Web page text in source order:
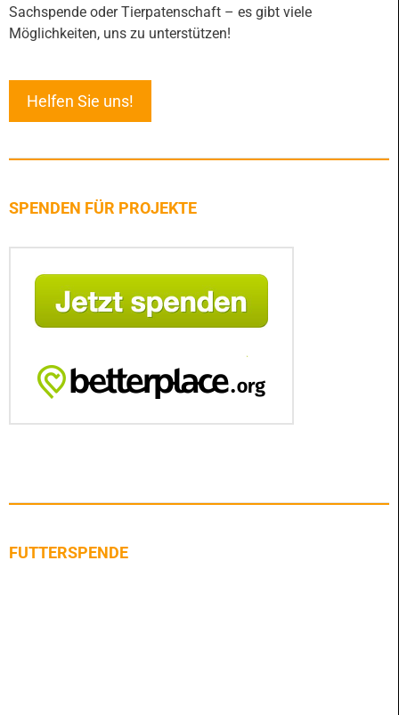
Sachspende oder Tierpatenschaft – es gibt viele
Möglichkeiten, uns zu unterstützen!
Helfen Sie uns!
SPENDEN FÜR PROJEKTE
FUTTERSPENDE